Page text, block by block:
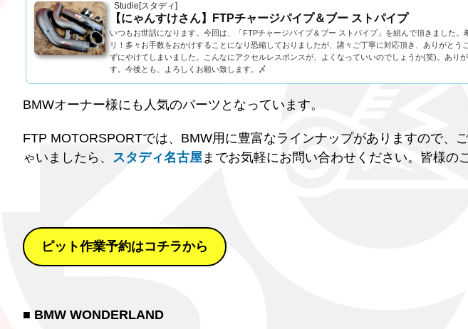
Studie[スタディ]
【にゃんすけさん】FTPチャージパイプ＆ブー ストパイプ
いつもお世話になります。今回は、「FTPチャージパイプ＆ブー ストパイプ」を組んで頂きました
リ！多々お手数をおかけすることになり恐縮しておりましたが、諸々ご丁寧に対応頂き、ありがと
ずにやけてしまいました。こんなにアクセルレスポンスが、よくなっていいのでしょうか(笑)。あり
す。今後とも、よろしくお願い致します。〆
BMWオーナー様にも人気のパーツとなっています。
FTP MOTORSPORTでは、BMW用に豊富なラインナップがありますので、
ゃいましたら、 スタディ名古屋までお気軽にお問い合わせください。皆様の
ピット作業予約はコチラから
■ BMW WONDERLAND